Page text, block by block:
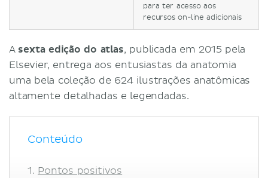
para ter acesso aos
recursos on-line adicionais
A sexta edição do atlas, publicada em 2015 pela
Elsevier, entrega aos entusiastas da anatomia
uma bela coleção de 624 ilustrações anatômicas
altamente detalhadas e legendadas.
Conteúdo
Pontos positivos